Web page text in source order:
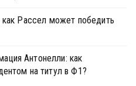
как Рассел может победить
Антонелли: как
на титул в Ф1?